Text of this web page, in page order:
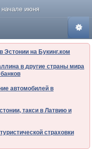
начале июня
Эстонии на Букинг.ком
в другие страны мира
автомобилей в
такси в Латвию и
страховки